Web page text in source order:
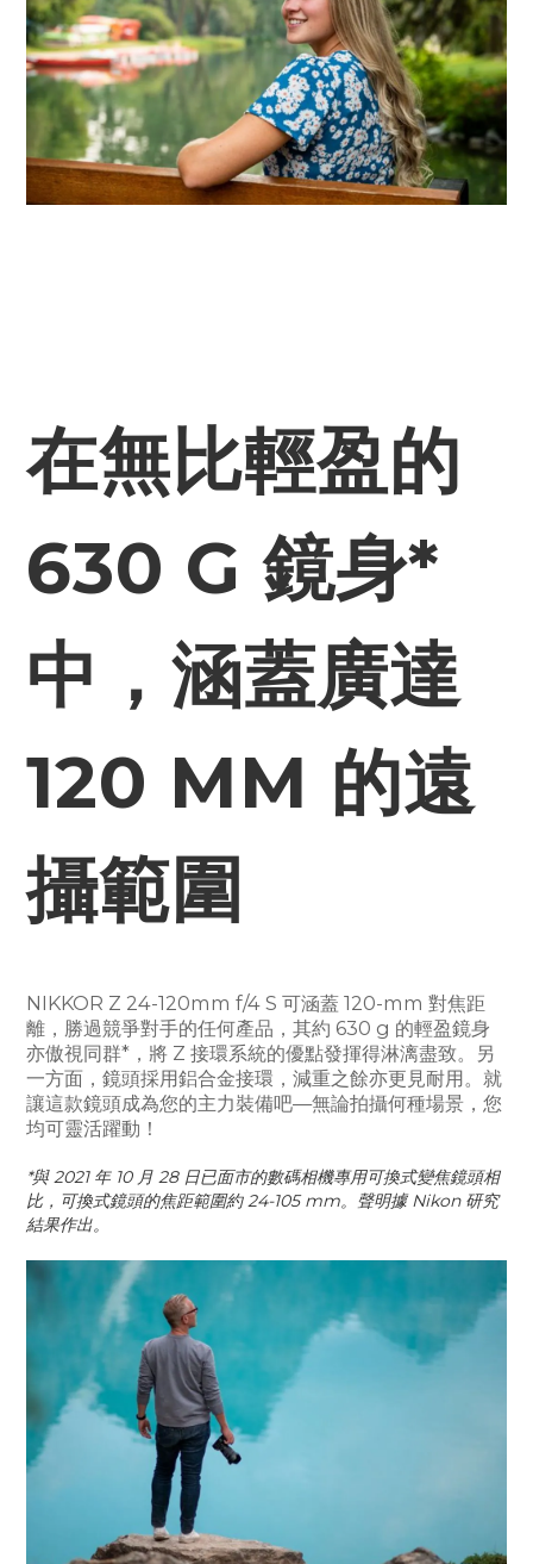
在無比輕盈的
630 G 鏡身*
中，涵蓋廣達
120 MM 的遠
攝範圍
NIKKOR Z 24-120mm f/4 S 可涵蓋 120-mm 對焦距
離，勝過競爭對手的任何產品，其約 630 g 的輕盈鏡身
亦傲視同群*，將 Z 接環系統的優點發揮得淋漓盡致。另
一方面，鏡頭採用鋁合金接環，減重之餘亦更見耐用。就
讓這款鏡頭成為您的主力裝備吧—無論拍攝何種場景，您
均可靈活躍動！
*與 2021 年 10 月 28 日已面市的數碼相機專用可換式變焦鏡頭相
比，可換式鏡頭的焦距範圍約 24-105 mm。聲明據 Nikon 研究
結果作出。